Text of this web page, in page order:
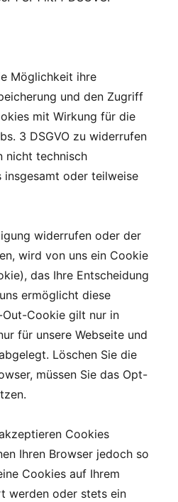
Möglichkeit ihre
und den Zugriff
mit Wirkung für die
3 DSGVO zu widerrufen
nicht technisch
oder teilweise
widerrufen oder der
wird von uns ein Cookie
das Ihre Entscheidung
ermöglicht diese
Cookie gilt nur in
für unsere Webseite und
Löschen Sie die
müssen Sie das Opt-
Cookies
Ihren Browser jedoch so
Cookies auf Ihrem
werden oder stets ein